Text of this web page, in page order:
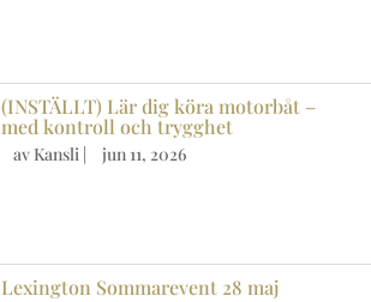
(INSTÄLLT) Lär dig köra motorbåt –
med kontroll och trygghet
av Kansli | jun 11, 2026
Lexington Sommarevent 28 maj